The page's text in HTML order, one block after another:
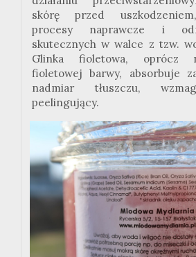
skórę przed
procesy naprawcze i
skutecznych w walce z tzw.
Glinka fioletowa, oprócz
fioletowej barwy, absorbuje
nadmiar tłuszczu,
peelingujący.